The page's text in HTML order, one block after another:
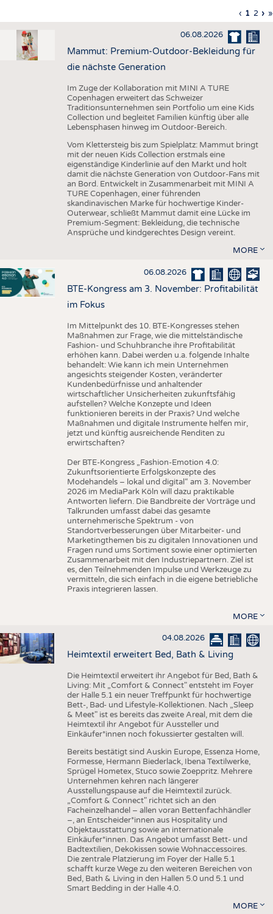
TESTS
AUSSCHREIBUNGEN
DTV AUSSCHREIBUNGSDIENST
FAKTEN
STATISTICS
ADRESSEN & LINKS
PUBLIKATIONEN
TERMINE
BRANCHENTERMINE
Seitennummerierung
Seite
‹
Seite
1 Seite
2 › »
06.08.2026
Mammut: Premium-Outdoor-Bekleidung für
die nächste Generation
Im Zuge der Kollaboration mit MINI A TURE
Copenhagen erweitert das Schweizer
Traditionsunternehmen sein Portfolio um eine Kids
Collection und begleitet Familien künftig über alle
Lebensphasen hinweg im Outdoor-Bereich.
Vom Klettersteig bis zum Spielplatz: Mammut bringt
mit der neuen Kids Collection erstmals eine
eigenständige Kinderlinie auf den Markt und holt
damit die nächste Generation von Outdoor-Fans mit
an Bord. Entwickelt in Zusammenarbeit mit MINI A
TURE Copenhagen, einer führenden
skandinavischen Marke für hochwertige Kinder-
Outerwear, schließt Mammut damit eine Lücke im
Premium-Segment: Bekleidung, die technische
Ansprüche und kindgerechtes Design vereint.
MORE
06.08.2026
BTE-Kongress am 3. November: Profitabilität
im Fokus
Im Mittelpunkt des 10. BTE-Kongresses stehen
Maßnahmen zur Frage, wie die mittelständische
Fashion- und Schuhbranche ihre Profitabilität
erhöhen kann. Dabei werden u.a. folgende Inhalte
behandelt: Wie kann ich mein Unternehmen
angesichts steigender Kosten, veränderter
Kundenbedürfnisse und anhaltender
wirtschaftlicher Unsicherheiten zukunftsfähig
aufstellen? Welche Konzepte und Ideen
funktionieren bereits in der Praxis? Und welche
Maßnahmen und digitale Instrumente helfen mir,
jetzt und künftig ausreichende Renditen zu
erwirtschaften?
Der BTE-Kongress „Fashion-Emotion 4.0:
Zukunftsorientierte Erfolgskonzepte des
Modehandels – lokal und digital“ am 3. November
2026 im MediaPark Köln will dazu praktikable
Antworten liefern. Die Bandbreite der Vorträge und
Talkrunden umfasst dabei das gesamte
unternehmerische Spektrum - von
Standortverbesserungen über Mitarbeiter- und
Marketingthemen bis zu digitalen Innovationen und
Fragen rund ums Sortiment sowie einer optimierten
Zusammenarbeit mit den Industriepartnern. Ziel ist
es, den Teilnehmenden Impulse und Werkzeuge zu
vermitteln, die sich einfach in die eigene betriebliche
Praxis integrieren lassen.
MORE
04.08.2026
Heimtextil erweitert Bed, Bath & Living
Die Heimtextil erweitert ihr Angebot für Bed, Bath &
Living: Mit „Comfort & Connect" entsteht im Foyer
der Halle 5.1 ein neuer Treffpunkt für hochwertige
Bett-, Bad- und Lifestyle-Kollektionen. Nach „Sleep
& Meet" ist es bereits das zweite Areal, mit dem die
Heimtextil ihr Angebot für Aussteller und
Einkäufer*innen noch fokussierter gestalten will.
Bereits bestätigt sind Auskin Europe, Essenza Home,
Formesse, Hermann Biederlack, Ibena Textilwerke,
Sprügel Hometex, Stuco sowie Zoeppritz. Mehrere
Unternehmen kehren nach längerer
Ausstellungspause auf die Heimtextil zurück.
„Comfort & Connect" richtet sich an den
Facheinzelhandel – allen voran Bettenfachhändler
–, an Entscheider*innen aus Hospitality und
Objektausstattung sowie an internationale
Einkäufer*innen. Das Angebot umfasst Bett- und
Badtextilien, Dekokissen sowie Wohnaccessoires.
Die zentrale Platzierung im Foyer der Halle 5.1
schafft kurze Wege zu den weiteren Bereichen von
Bed, Bath & Living in den Hallen 5.0 und 5.1 und
Smart Bedding in der Halle 4.0.
MORE